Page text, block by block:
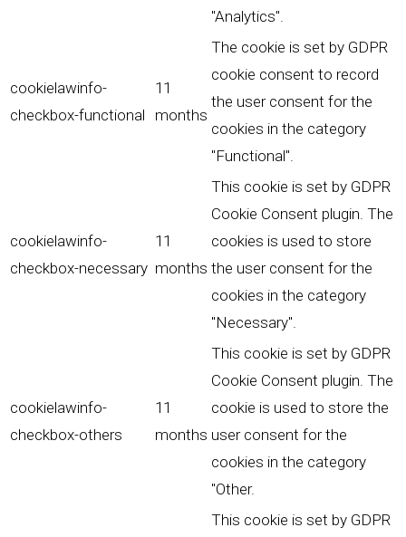
"Analytics".
cookielawinfo-
checkbox-functional
11
months
The cookie is set by GDPR
cookie consent to record
the user consent for the
cookies in the category
"Functional".
cookielawinfo-
checkbox-necessary
11
months
This cookie is set by GDPR
Cookie Consent plugin. The
cookies is used to store
the user consent for the
cookies in the category
"Necessary".
cookielawinfo-
checkbox-others
11
months
This cookie is set by GDPR
Cookie Consent plugin. The
cookie is used to store the
user consent for the
cookies in the category
"Other.
This cookie is set by GDPR